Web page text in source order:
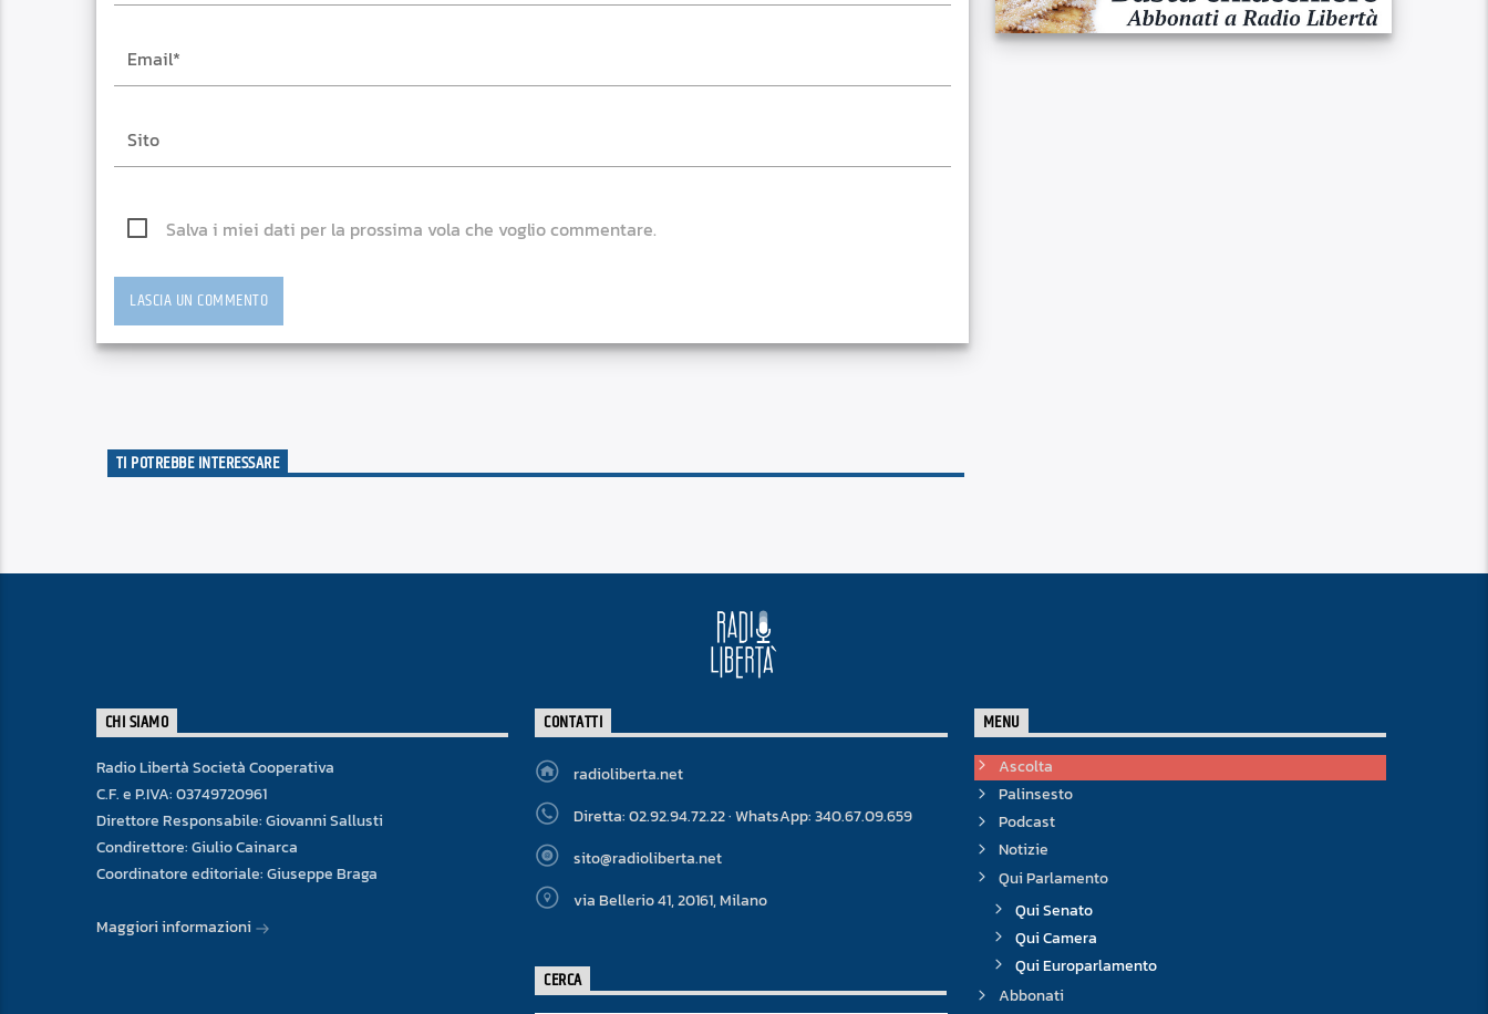
Salva i miei dati per la prossima vola che voglio commentare.
TI POTREBBE INTERESSARE
CHI SIAMO
Radio Libertà Società Cooperativa
C.F. e P.IVA: 03749720961
Direttore Responsabile: Giovanni Sallusti
Condirettore: Giulio Cainarca
Coordinatore editoriale: Giuseppe Braga
Maggiori informazioni
CONTATTI
radioliberta.net
Diretta: 02.92.94.72.22 · WhatsApp: 340.67.09.659
sito@radioliberta.net
via Bellerio 41, 20161, Milano
MENU
Ascolta
Palinsesto
Podcast
Notizie
Qui Parlamento
Qui Senato
Qui Camera
Qui Europarlamento
Abbonati
CERCA